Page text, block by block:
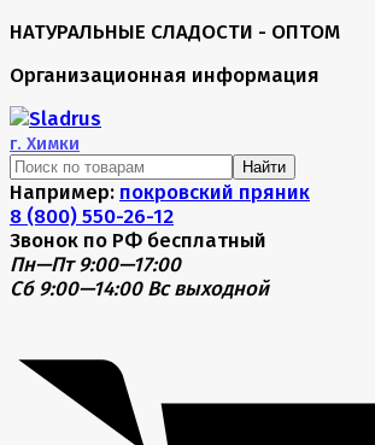
НАТУРАЛЬНЫЕ СЛАДОСТИ - ОПТОМ
Организационная информация
г. Химки
Найти
Например: покровский пряник
8 (800) 550-26-12
Звонок по РФ бесплатный
Пн—Пт 9:00—17:00
Сб 9:00—14:00 Вс выходной